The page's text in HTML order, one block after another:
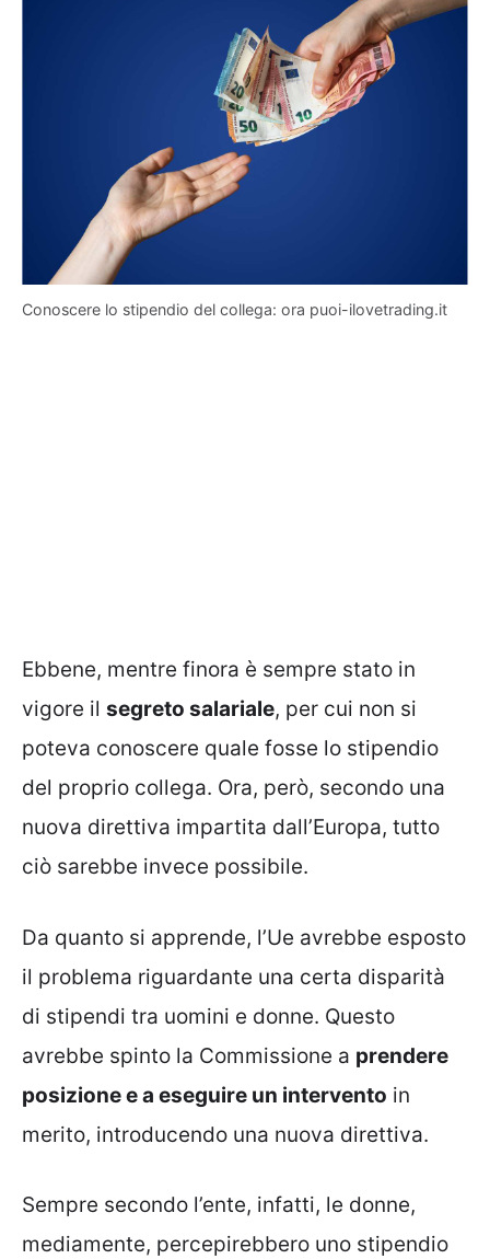
Conoscere lo stipendio del collega: ora puoi-ilovetrading.it
Ebbene, mentre finora è sempre stato in
vigore il segreto salariale, per cui non si
poteva conoscere quale fosse lo stipendio
del proprio collega. Ora, però, secondo una
nuova direttiva impartita dall’Europa, tutto
ciò sarebbe invece possibile.
Da quanto si apprende, l’Ue avrebbe esposto
il problema riguardante una certa disparità
di stipendi tra uomini e donne. Questo
avrebbe spinto la Commissione a prendere
posizione e a eseguire un intervento in
merito, introducendo una nuova direttiva.
Sempre secondo l’ente, infatti, le donne,
mediamente, percepirebbero uno stipendio